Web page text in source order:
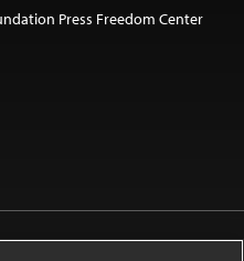
Press Freedom Center